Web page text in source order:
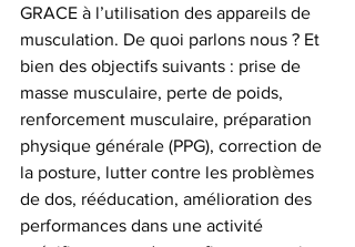
GRACE à l’utilisation des appareils de
musculation. De quoi parlons nous ? Et
bien des objectifs suivants : prise de
masse musculaire, perte de poids,
renforcement musculaire, préparation
physique générale (PPG), correction de
la posture, lutter contre les problèmes
de dos, rééducation, amélioration des
performances dans une activité